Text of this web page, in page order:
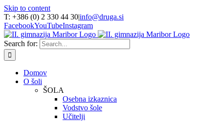
Skip to content
T: +386 (0) 2 330 44 30|info@druga.si
FacebookYouTubeInstagram
Search for:
Domov
O šoli
ŠOLA
Osebna izkaznica
Vodstvo šole
Učitelji